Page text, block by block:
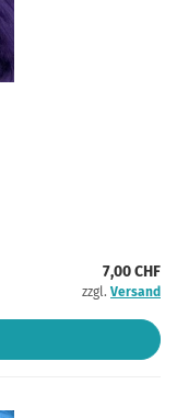
7,00 CHF
zzgl. Versand